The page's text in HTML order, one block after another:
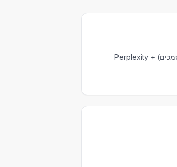
ChatGPT (PRDs) + NotebookLM (ריכוז מסמכים) + Perplexity